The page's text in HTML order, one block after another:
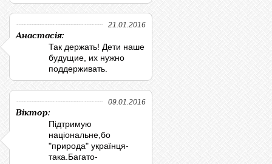
21.01.2016
Анастасія:
Так держать! Дети наше
будущие, их нужно
поддерживать.
09.01.2016
Віктор:
Підтримую
національне,бо
"природа" українця-
така.Багато-